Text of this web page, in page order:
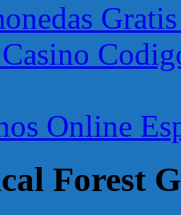
Online
Forest